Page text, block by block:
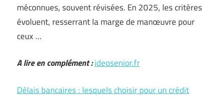
méconnues, souvent révisées. En 2025, les critères
évoluent, resserrant la marge de manœuvre pour
ceux …
A lire en complément :ideosenior.fr
Délais bancaires : lesquels choisir pour un crédit